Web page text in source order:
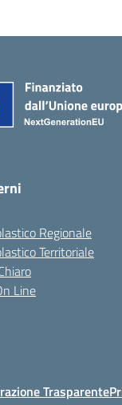
Regionale
Territoriale
Line
Trasparente